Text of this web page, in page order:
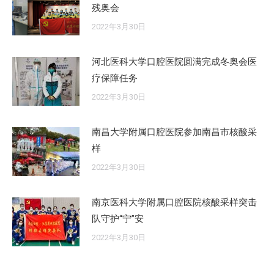
残奥会
2022年3月30日
河北医科大学口腔医院圆满完成冬奥会医
疗保障任务
2022年3月30日
南昌大学附属口腔医院参加南昌市核酸采
样
2022年3月30日
南京医科大学附属口腔医院核酸采样突击
队守护“宁”安
2022年3月30日